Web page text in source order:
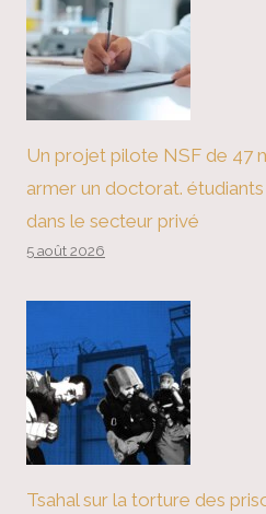
Un projet pilote NSF de 47
armer un doctorat.
dans le secteur privé
5 août 2026
Tsahal sur la torture des